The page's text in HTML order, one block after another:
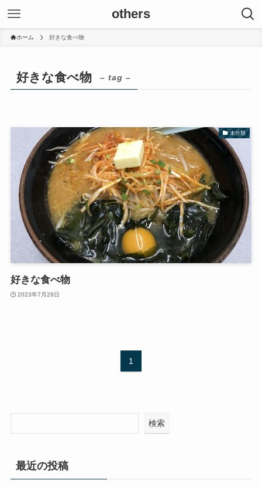
others
ホーム 好きな食べ物
好きな食べ物 – tag –
未分類
好きな食べ物
2023年7月29日
1
検索
最近の投稿